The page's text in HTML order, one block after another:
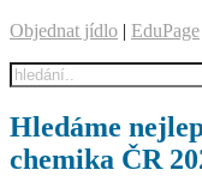
Objednat jídlo | EduPage
Hledáme
chemika ČR